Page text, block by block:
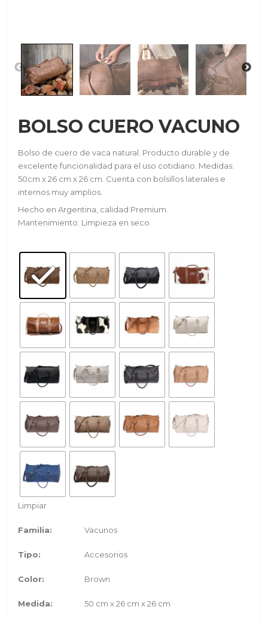
BOLSO CUERO VACUNO
Bolso de cuero de vaca natural. Producto durable y de
excelente funcionalidad para el uso cotidiano. Medidas:
50cm x 26 cm x 26 cm. Cuenta con bolsillos laterales e
internos muy amplios.
Hecho en Argentina, calidad Premium.
Mantenimiento: Limpieza en seco.
Limpiar
Familia: Vacunos
Tipo: Accesorios
Color: Brown
Medida: 50 cm x 26 cm x 26 cm